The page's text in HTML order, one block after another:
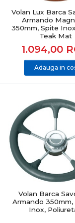
rezistență
extremă,
timpul
Confort tactil
absorb apa
ca plasticul
chiar și în
aspectul
comandă.
Alege un control
de navigație.
pe ProAngler.ro
dotărilor nautice
livrare rapidă
Volan Lux Barca
Armando
350mm, Spite
Teak Mat
1.094,00
Adauga in
Volan Barca
Armando 350mm,
Inox,